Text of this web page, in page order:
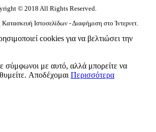
© 2018 All Rights Reserved.
Κατασκευή Ιστοσελίδων - Διαφήμιση στο Ίντερνετ.
cookies για να βελτιώσει την
σύμφωνοι με αυτό, αλλά μπορείτε να
Αποδέχομαι Περισσότερα